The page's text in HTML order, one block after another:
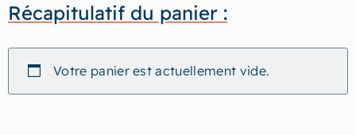
Récapitulatif du panier :
Votre panier est actuellement vide.